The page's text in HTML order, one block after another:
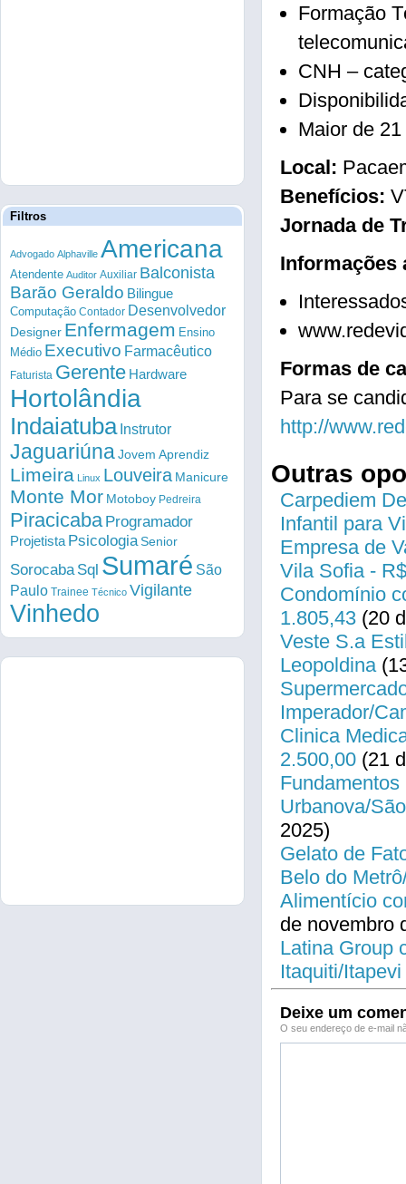
Formação
CNH –
Maior de
Local:
Benefícios:
Jornada de
Informações
Formas de
Para se
http://
Outras
Carpediem
Infantil para
Empresa de
Vila Sofia -
Condomínio
1.805,43 (20
Veste S.a
Leopoldina
Imperador/
Clinica
2.500,00 (21
Urbanova/
2025)
Gelato de
Belo do
Alimentício
de novembro
Latina Group
Itaquiti/
Deixe um
O seu endereço de e-mail
Filtros
Advogado Alphaville Americana
Atendente Auditor Auxiliar Balconista
Barão Geraldo Bilingue
Computação Contador Desenvolvedor
Designer Enfermagem Ensino
Médio Executivo Farmacêutico
Faturista Gerente Hardware
Hortolândia
Indaiatuba Instrutor
Jaguariúna Jovem Aprendiz
Limeira Linux Louveira Manicure
Monte Mor Motoboy Pedreira
Piracicaba Programador
Projetista PsicologiaSenior
Sorocaba Sql Sumaré São
Paulo Trainee Técnico Vigilante
Vinhedo